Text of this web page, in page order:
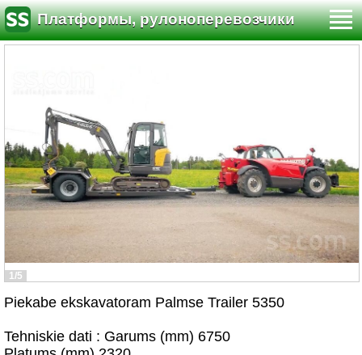
Платформы, рулоноперевозчики
1/5
Piekabe ekskavatoram Palmse Trailer 5350
Tehniskie dati : Garums (mm) 6750